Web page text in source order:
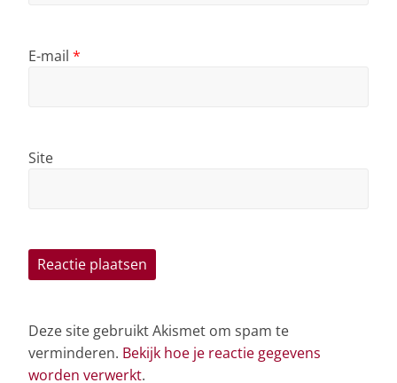
E-mail *
Site
Deze site gebruikt Akismet om spam te
verminderen. Bekijk hoe je reactie gegevens
worden verwerkt.